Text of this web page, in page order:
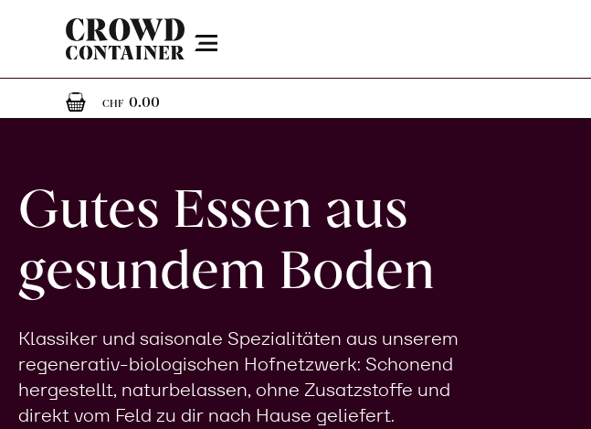
Menu
CHF 0.000 Artikel im Warenkorb
Gutes Essen aus
gesundem Boden
Klassiker und saisonale Spezialitäten aus unserem
regenerativ-biologischen Hofnetzwerk: Schonend
hergestellt, naturbelassen, ohne Zusatzstoffe und
direkt vom Feld zu dir nach Hause geliefert.